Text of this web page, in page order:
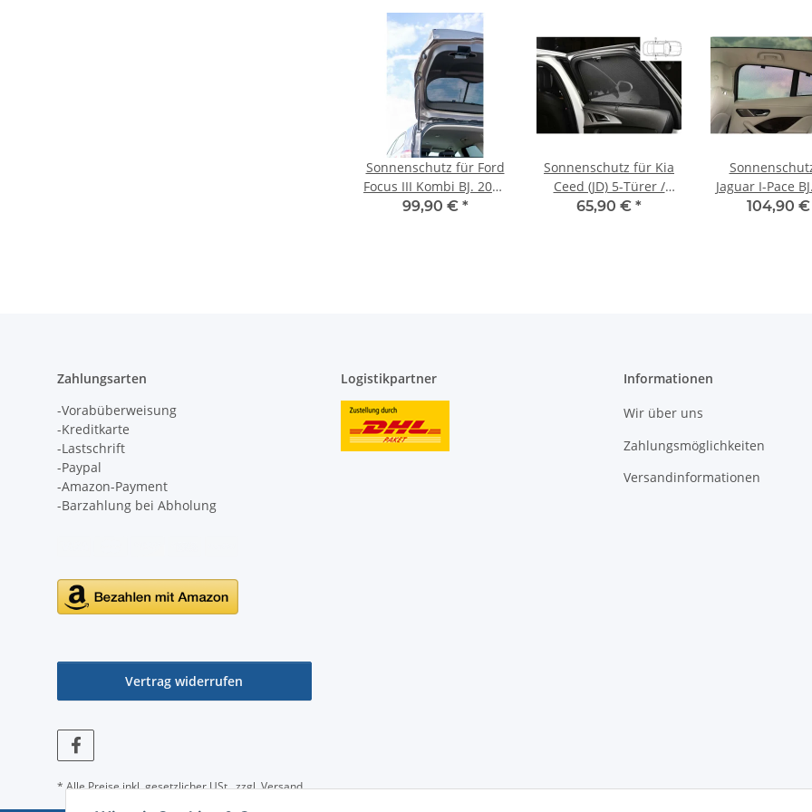
Sonnenschutz für Ford
Focus III Kombi BJ. 2011
- 2018, 6-teilig
99,90 € *
Sonnenschutz für Kia
Ceed (JD) 5-Türer /
Schrägheckr BJ. 2012-
65,90 € *
Jaguar I-Pace
2024, 6-
104,90 €
Zahlungsarten
-Vorabüberweisung
-Kreditkarte
-Lastschrift
-Paypal
-Amazon-Payment
-Barzahlung bei Abholung
Logistikpartner Informationen
Wir über uns
Zahlungsmöglichkeiten
Versandinformationen
Vertrag widerrufen
* Alle Preise inkl. gesetzlicher USt., zzgl.Versand